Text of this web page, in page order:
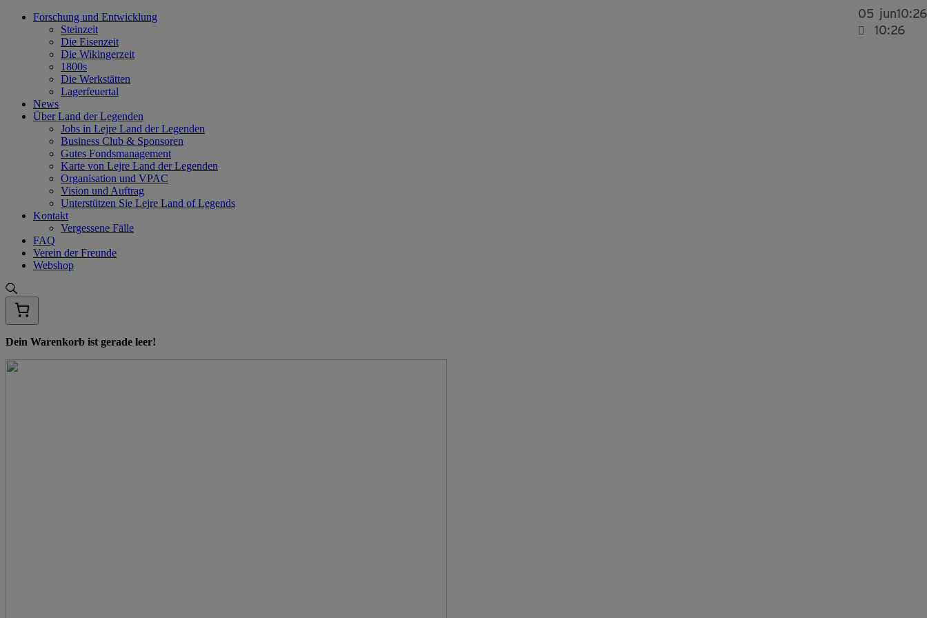
Skip
Forschung und Entwicklung
Steinzeit
Die Eisenzeit
Die Wikingerzeit
1800s
Die Werkstätten
Lagerfeuertal
News
Über Land der Legenden
Jobs in Lejre Land der Legenden
Business Club & Sponsoren
Gutes Fondsmanagement
Karte von Lejre Land der Legenden
Organisation und VPAC
Vision und Auftrag
Unterstützen Sie Lejre Land of Legends
Kontakt
Vergessene Fälle
FAQ
Verein der Freunde
Webshop
Dein Warenkorb ist gerade leer!
05 jun10:26
10:26